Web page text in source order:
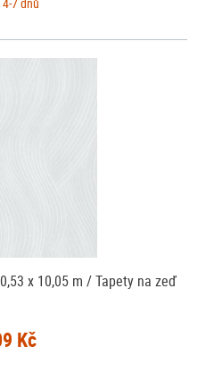
x 10,05 m / Tapety na zeď
Kč